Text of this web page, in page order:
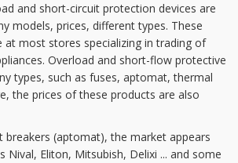
and short-circuit protection devices are
models, prices, different types. These
at most stores specializing in trading of
Overload and short-flow protective
types, such as fuses, aptomat, thermal
the prices of these products are also
breakers (aptomat), the market appears
Nival, Eliton, Mitsubish, Delixi ... and some